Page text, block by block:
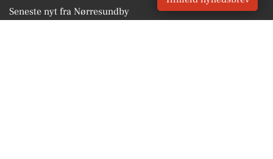
Seneste nyt fra Nørresundby